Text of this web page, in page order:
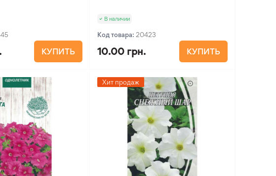
КУПИТЬ
В наличии
Код товара: 20423
10.00 грн. КУПИТЬ
Хит продаж